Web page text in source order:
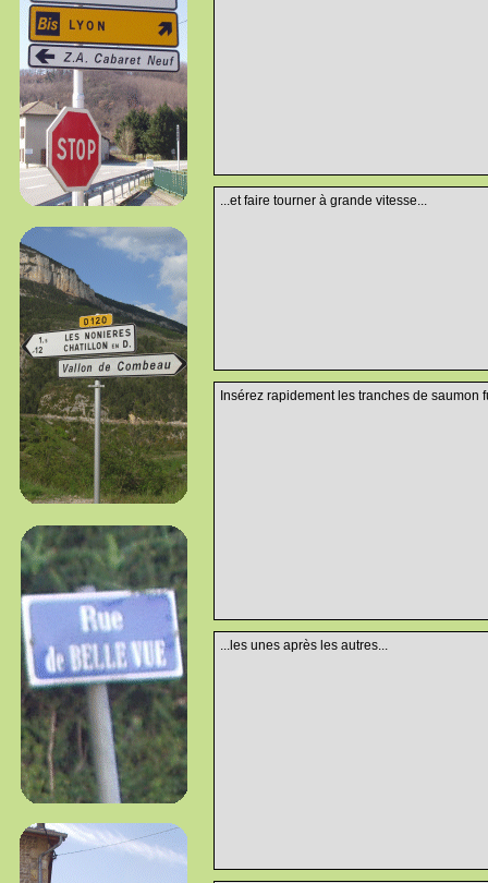
...et faire tourner à grande vitesse...
Insérez rapidement les tranches de saumon
...les unes après les autres...